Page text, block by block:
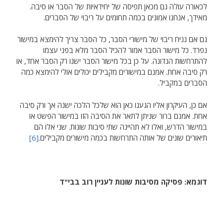
לכאורה עולה גם מכאן תפיסה של יחידאיות של הסבר או סיבה.
מאידך, אנחנו אמונים בכמה תחומים על ריבוי של הסברים.
גם אם נניח ריבוי של מישורי הסבר, כל הסבר צריך להימצא במישור
נפרד. כל מישור הסבר אמור להכיל הסבר מלא בפני עצמו
להתרחשות הנדונה. על כן בכל מישור הסבר ישנו רק הסבר אחד, או
רק סיבה אחת. אמנם במישורים מקבילים יכולים אולי להימצא כמה
הסברים במקביל.
אם כן, העיקרון אליו הגענו כאן הוא שלכל הלכה ישנה אך ורק סיבה
אחת. אמנם ברור שניתן לתאר את הסיבה הזו במישור הפשט או
במישור הדרש, ואלו לא תהיינה שתי סיבות שונות. שני אלו הם
תיאורים שונים של אותה התרחשות בכמה מישורים מקבילים.[6]
דוגמא: פסיקה מסיבות שונות לעניין רוב בבי"ד